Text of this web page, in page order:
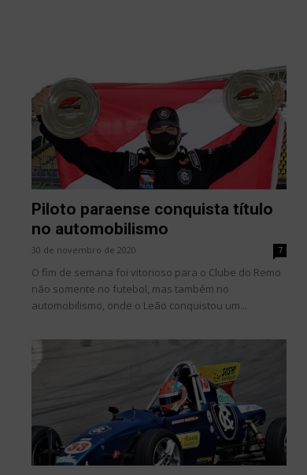
Piloto paraense conquista título
no automobilismo
30 de novembro de 2020 7
O fim de semana foi vitorioso para o Clube do Remo
não somente no futebol, mas também no
automobilismo, onde o Leão conquistou um...